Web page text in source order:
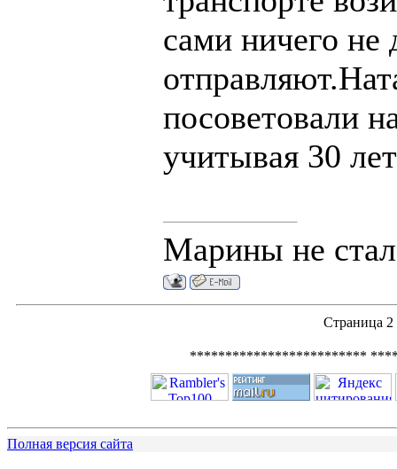
сами ничего не
посоветовали
учитывая 30
Марины не
Страница 2
*************************
Полная версия сайта